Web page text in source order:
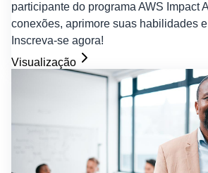
participante do programa AWS Impact
conexões, aprimore suas habilidades
Inscreva-se agora!
Visualização